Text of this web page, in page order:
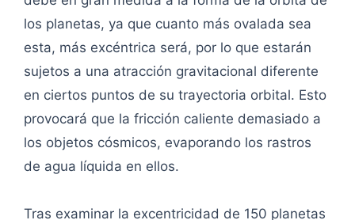
los planetas, ya que cuanto más ovalada sea
esta, más excéntrica será, por lo que estarán
sujetos a una atracción gravitacional diferente
en ciertos puntos de su trayectoria orbital. Esto
provocará que la fricción caliente demasiado a
los objetos cósmicos, evaporando los rastros
de agua líquida en ellos.
Tras examinar la excentricidad de 150 planetas